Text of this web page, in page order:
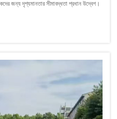
জন্য দৃশ্যমানতার সীমাবদ্ধতা প্রধান উদ্বেগ।
হ্রাস পায়...